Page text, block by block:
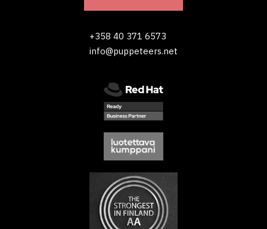
+358 40 371 6573
info@puppeteers.net